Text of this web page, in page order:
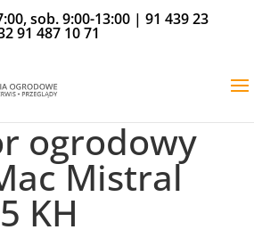
sob. 9:00-13:00 |91 439 23
91 487 10 71
KH
ogrodowy
Mistral
KH